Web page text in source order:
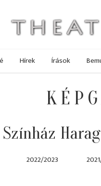
Hírek Írások
2022/2023